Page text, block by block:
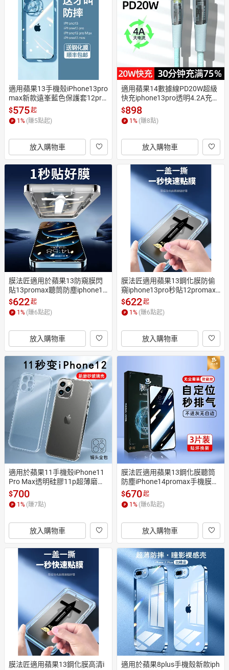
適用蘋果13手機殼iPhone13pro
max新款遠峯藍色保護套12pro
防摔11透明新款防摔鏡頭13mi
ni簡約耐臟ins女款潮男
$575起
1% (賺5點起)
放入購物車
適用蘋果14數據線PD20W超級
快充iphone13pro透明4.2A充電
線type-c插頭平板安卓閃沖正品
mfi認證USB手機傳輸線
$898
1% (賺8點)
放入購物車
膜法匠適用於蘋果13防窺膜閃
貼13promax聽筒防塵iphone13
pro高清12全屏覆蓋11不貼壞xs
max手機膜xr擋窺屏mini
$622起
1 % (賺6點起)
放入購物車
膜法匠適用蘋果13鋼化膜防偷
窺iphone13pro秒貼12promax
全屏手機膜11覆蓋mini貼膜神
器xr新款xsmax防塵網藍光
$622起
1 % (賺6點起)
放入購物車
適用於蘋果11手機殼iPhone11
Pro Max透明硅膠11p超薄磨砂
Max防摔iphone11攝像鏡頭全
包保護套簡約女潮男款
$700
1% (賺7點)
放入購物車
膜法匠適用蘋果13鋼化膜聽筒
防塵iPhone14promax手機膜全
屏pm秒貼13pro貼膜神器max
全覆蓋xr防窺除塵12高清11
$670起
1% (賺6點起)
放入購物車
膜法匠適用蘋果13鋼化膜高清i
適用於蘋果8plus手機殼新款iph